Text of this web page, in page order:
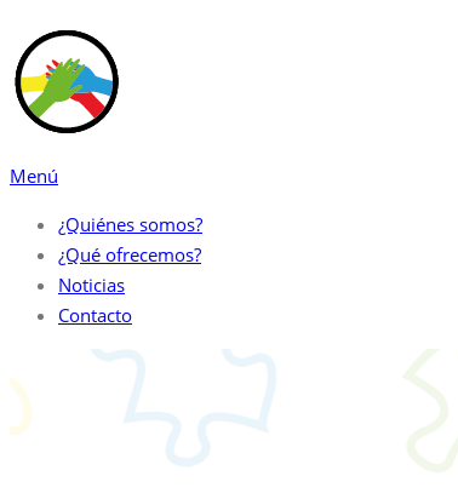
al
contenido
Menú
¿Quiénes somos?
¿Qué ofrecemos?
Noticias
Contacto